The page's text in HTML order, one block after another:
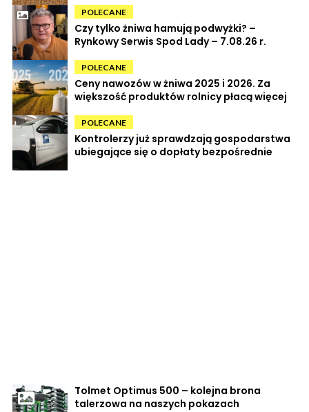
POLECANE
Czy tylko żniwa hamują podwyżki? –
Rynkowy Serwis Spod Lady – 7.08.26 r.
POLECANE
Ceny nawozów w żniwa 2025 i 2026. Za
większość produktów rolnicy płacą więcej
POLECANE
Kontrolerzy już sprawdzają gospodarstwa
ubiegające się o dopłaty bezpośrednie
Tolmet Optimus 500 – kolejna brona
talerzowa na naszych pokazach